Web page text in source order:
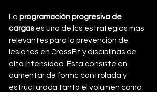
La programación progresiva de
cargas es una de las estrategias más
relevantes para la prevención de
lesiones en CrossFit y disciplinas de
alta intensidad. Esta consiste en
aumentar de forma controlada y
estructurada tanto el volumen como